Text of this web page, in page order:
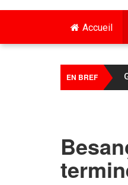
Accueil
EN BREF